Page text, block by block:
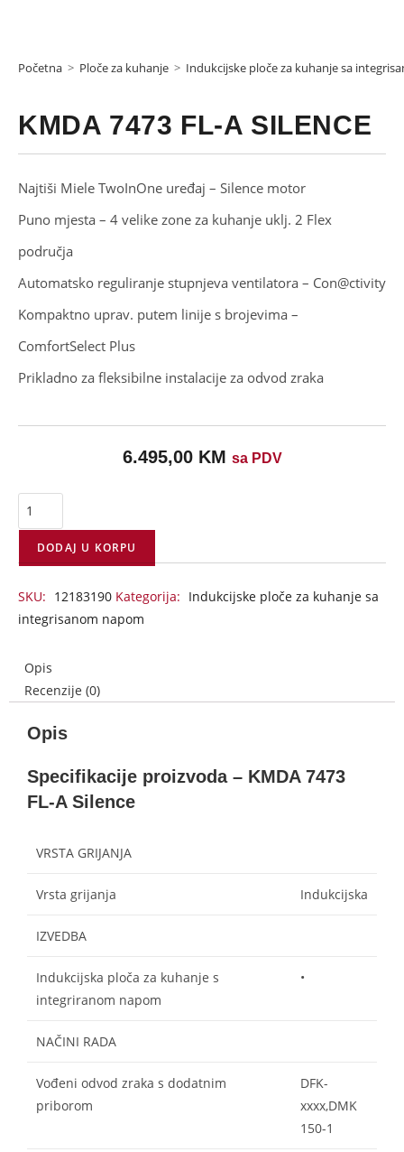
Početna > Ploče za kuhanje > Indukcijske ploče za kuhanje sa
KMDA 7473 FL-A SILENCE
Najtiši Miele TwoInOne uređaj – Silence motor
Puno mjesta – 4 velike zone za kuhanje uklj. 2 Flex
područja
Automatsko reguliranje stupnjeva ventilatora – Con@ctivity
Kompaktno uprav. putem linije s brojevima –
ComfortSelect Plus
Prikladno za fleksibilne instalacije za odvod zraka
6.495,00 KM sa PDV
DODAJ U KORPU
SKU: 12183190 Kategorija: Indukcijske ploče za kuhanje sa
integrisanom napom
Opis
Recenzije (0)
Opis
Specifikacije proizvoda – KMDA 7473
FL-A Silence
VRSTA GRIJANJA
Vrsta grijanja Indukcijska
IZVEDBA
Indukcijska ploča za kuhanje s
integriranom napom
•
NAČINI RADA
Vođeni odvod zraka s dodatnim
priborom
DFK-
xxxx,DMK
150-1